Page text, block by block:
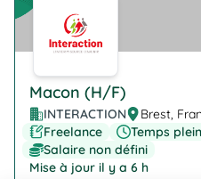
Macon (H/F)
INTERACTION
Brest,
Freelance
Temps plein
Salaire non défini
Mise à jour il y a 6 h